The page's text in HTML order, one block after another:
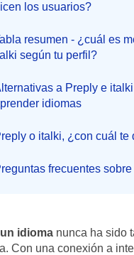
los usuarios?
resumen - ¿cuál es
según tu perfil?
a Preply e
idiomas
o italki, ¿con cuál te
frecuentes
idioma nunca ha sido
Con una conexión a